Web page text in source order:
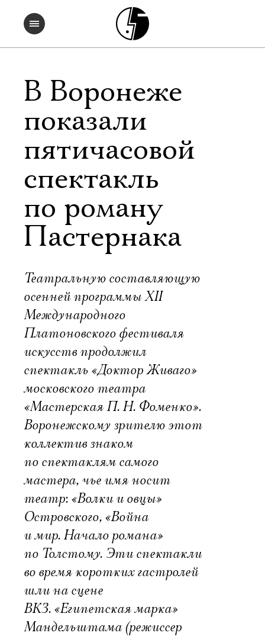
В Воронеже
показали
пятичасовой
спектакль
по роману
Пастернака
Театральную составляющую
осенней программы XII
Международного
Платоновского фестиваля
искусств продолжил
спектакль «Доктор Живаго»
московского театра
«Мастерская П. Н. Фоменко».
Воронежскому зрителю этот
коллектив знаком
по спектаклям самого
мастера, чье имя носит
театр: «Волки и овцы»
Островского, «Война
и мир. Начало романа»
по Толстому. Эти спектакли
во время коротких гастролей
шли на сцене
ВКЗ. «Египетская марка»
Мандельштама (режиссер